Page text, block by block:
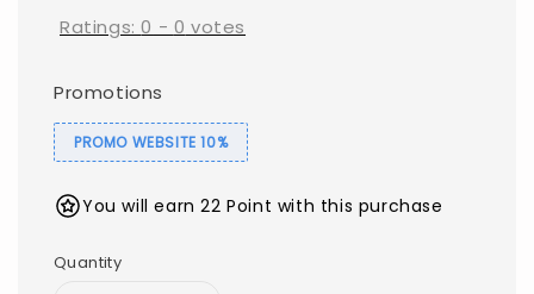
Ratings:0 - 0 votes
Promotions
PROMO WEBSITE 10%
You will earn 22 Point with this purchase
Quantity